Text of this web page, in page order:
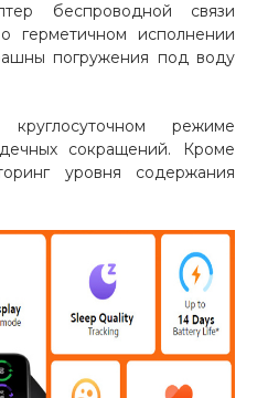
карты
беспроводной связи
герметичном исполнении
погружения под воду
режиме
сокращений. Кроме
уровня содержания